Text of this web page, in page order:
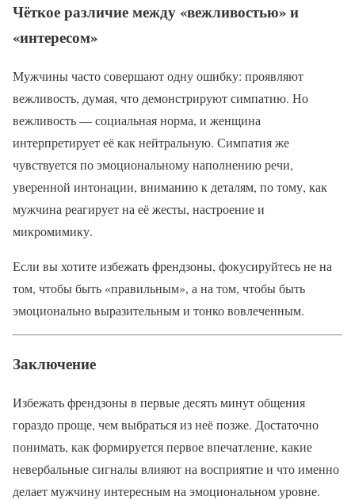
Чёткое различие между «вежливостью» и
«интересом»
Мужчины часто совершают одну ошибку: проявляют
вежливость, думая, что демонстрируют симпатию. Но
вежливость — социальная норма, и женщина
интерпретирует её как нейтральную. Симпатия же
чувствуется по эмоциональному наполнению речи,
уверенной интонации, вниманию к деталям, по тому, как
мужчина реагирует на её жесты, настроение и
микромимику.
Если вы хотите избежать френдзоны, фокусируйтесь не на
том, чтобы быть «правильным», а на том, чтобы быть
эмоционально выразительным и тонко вовлеченным.
Заключение
Избежать френдзоны в первые десять минут общения
гораздо проще, чем выбраться из неё позже. Достаточно
понимать, как формируется первое впечатление, какие
невербальные сигналы влияют на восприятие и что именно
делает мужчину интересным на эмоциональном уровне.